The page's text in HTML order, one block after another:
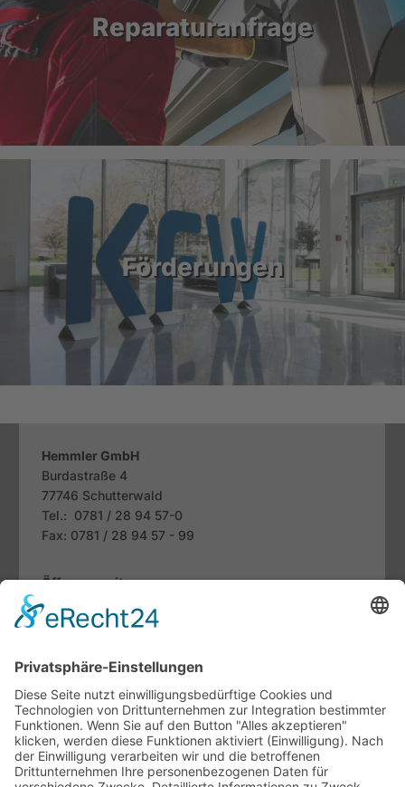
Reparaturanfrage
Förderungen
Hemmler GmbH
Burdastraße 4
77746 Schutterwald
Tel.: 0781 / 28 94 57-0
Fax: 0781 / 28 94 57 - 99
Öffnungszeiten
Mo. bis Fr.:
07.30 - 12.00 Uhr
Sa:
Fachthemen
Indoor-Living meets Outdoor-Living
Terrassendächer von Brustor